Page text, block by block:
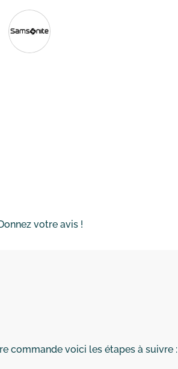
votre avis !
commande voici les étapes à suivre :